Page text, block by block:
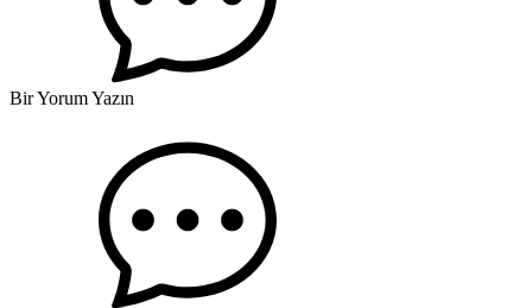
Bir Yorum Yazın